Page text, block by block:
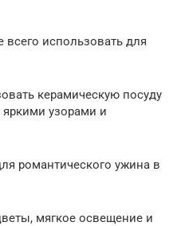
использовать для
керамическую посуду
узорами и
романтического ужина в
мягкое освещение и